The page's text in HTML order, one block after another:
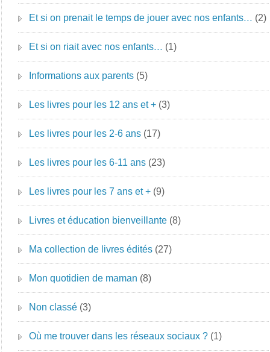
Et si on prenait le temps de jouer avec nos enfants… (2)
Et si on riait avec nos enfants… (1)
Informations aux parents (5)
Les livres pour les 12 ans et + (3)
Les livres pour les 2-6 ans (17)
Les livres pour les 6-11 ans (23)
Les livres pour les 7 ans et + (9)
Livres et éducation bienveillante (8)
Ma collection de livres édités (27)
Mon quotidien de maman (8)
Non classé (3)
Où me trouver dans les réseaux sociaux ? (1)